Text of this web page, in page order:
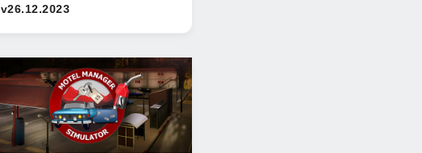
v26.12.2023